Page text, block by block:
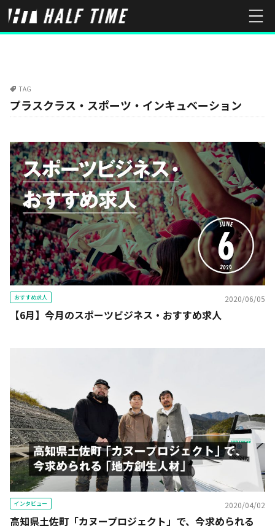
TAG
プラスクラス・スポーツ・インキュベーション
おすすめ求人 2020/06/05
【6月】今月のスポーツビジネス・おすすめ求人
インタビュー 2020/04/02
高知県土佐町「カヌープロジェクト」で、今求められる